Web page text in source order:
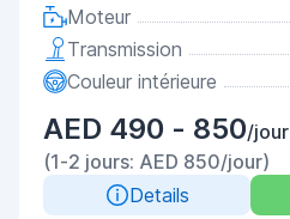
Moteur
Transmission
Couleur intérieure
AED 490 - 850/jour
(1-2 jours: AED 850/jour)
Details